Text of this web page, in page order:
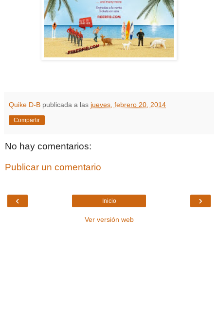
Quike D-B publicada a las jueves, febrero 20, 2014
Compartir
No hay comentarios:
Publicar un comentario
‹ ›
Inicio
Ver versión web